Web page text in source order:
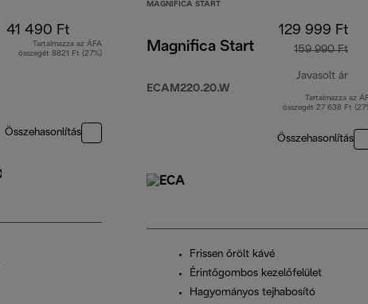
41 490 Ft
Tartalmazza az ÁFA
összegét 8821 Ft (27%)
Összehasonlítás
MAGNIFICA START
Magnifica Start
ECAM220.20.W
129 999 Ft
159 990 Ft
Javasolt ár
Tartalmazza az
összegét 27 638 Ft
Összehasonlítás
Frissen őrölt kávé
Érintőgombos kezelőfelület
Hagyományos tejhabosító